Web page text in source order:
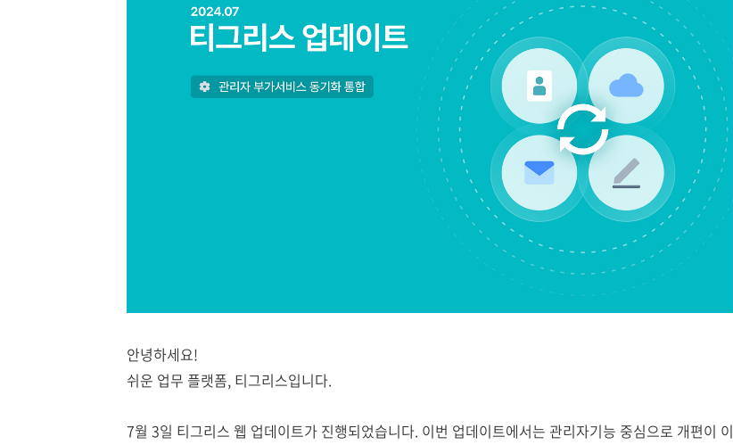
안녕하세요!
쉬운 업무 플랫폼, 티그리스입니다.
7월 3일 티그리스 웹 업데이트가 진행되었습니다. 이번 업데이트에서는 관리자기능 중심으로 개편이 이